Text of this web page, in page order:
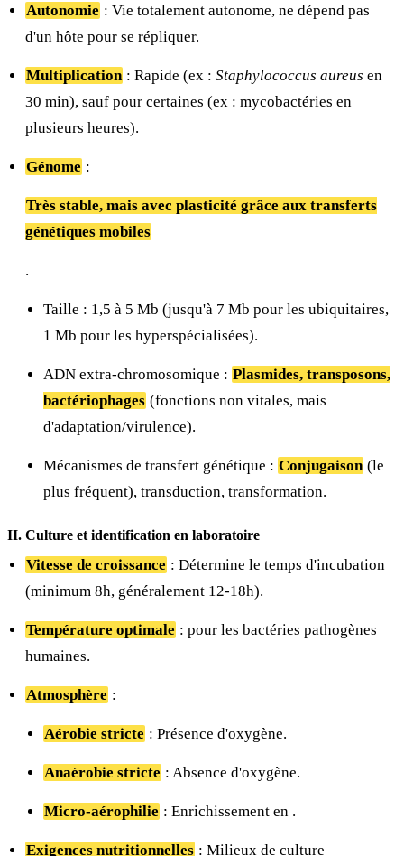
Autonomie : Vie totalement autonome, ne dépend pas
d'un hôte pour se répliquer.
Multiplication : Rapide (ex : Staphylococcus aureus en
30 min), sauf pour certaines (ex : mycobactéries en
plusieurs heures).
Génome :
Très stable, mais avec plasticité grâce aux transferts
génétiques mobiles
.
Taille : 1,5 à 5 Mb (jusqu'à 7 Mb pour les ubiquitaires,
1 Mb pour les hyperspécialisées).
ADN extra-chromosomique : Plasmides, transposons,
bactériophages (fonctions non vitales, mais
d'adaptation/virulence).
Mécanismes de transfert génétique : Conjugaison (le
plus fréquent), transduction, transformation.
II. Culture et identification en laboratoire
Vitesse de croissance : Détermine le temps d'incubation
(minimum 8h, généralement 12-18h).
Température optimale : pour les bactéries pathogènes
humaines.
Atmosphère :
Aérobie stricte : Présence d'oxygène.
Anaérobie stricte : Absence d'oxygène.
Micro-aérophilie : Enrichissement en .
Exigences nutritionnelles : Milieux de culture